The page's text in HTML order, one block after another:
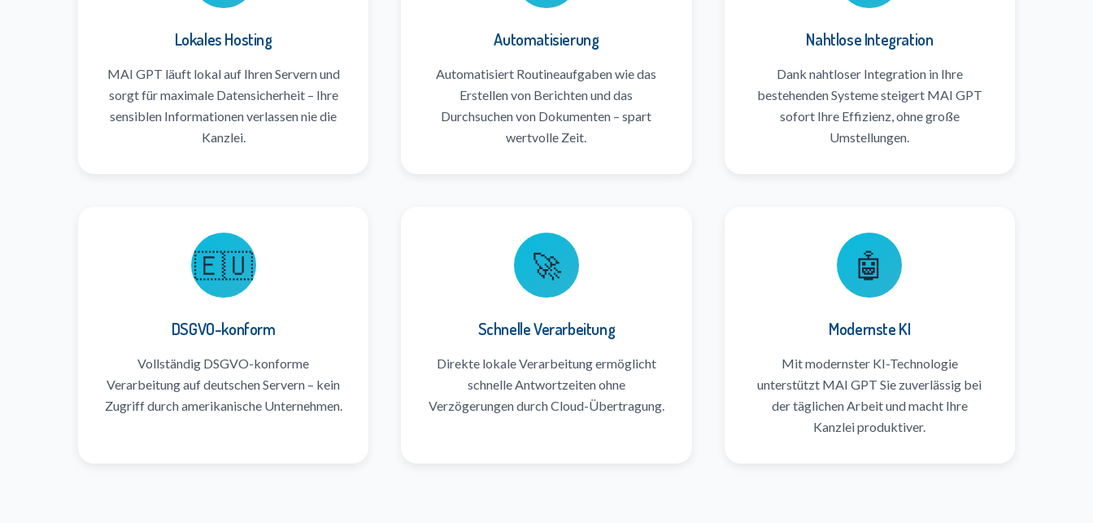
Lokales Hosting
MAI GPT läuft lokal auf Ihren Servern und
sorgt für maximale Datensicherheit – Ihre
sensiblen Informationen verlassen nie die
Kanzlei.
Automatisierung
Automatisiert Routineaufgaben wie das
Erstellen von Berichten und das
Durchsuchen von Dokumenten – spart
wertvolle Zeit.
Nahtlose Integration
Dank nahtloser Integration in Ihre
bestehenden Systeme steigert MAI GPT
sofort Ihre Effizienz, ohne große
Umstellungen.
🇪🇺
DSGVO-konform
Vollständig DSGVO-konforme
Verarbeitung auf deutschen Servern – kein
Zugriff durch amerikanische Unternehmen.
🚀
Schnelle Verarbeitung
Direkte lokale Verarbeitung ermöglicht
schnelle Antwortzeiten ohne
Verzögerungen durch Cloud-Übertragung.
🤖
Modernste KI
Mit modernster KI-Technologie
unterstützt MAI GPT Sie zuverlässig bei
der täglichen Arbeit und macht Ihre
Kanzlei produktiver.